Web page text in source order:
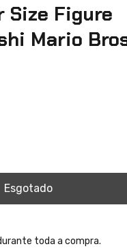
Size Figure
Mario
toda a compra.